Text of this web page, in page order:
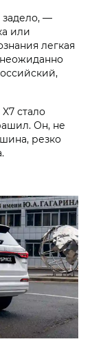
задело, —
или
легкая
стало
Он, не
резко